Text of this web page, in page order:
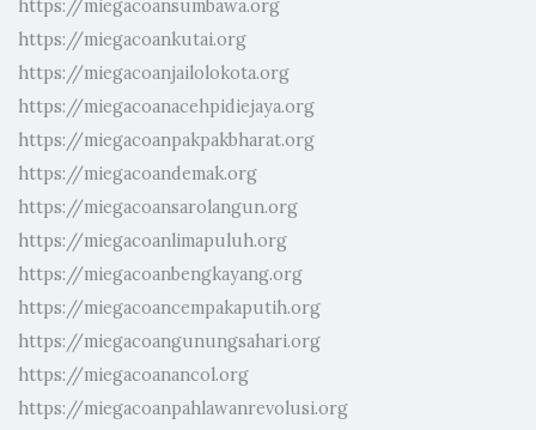
https://miegacoansumbawa.org
https://miegacoankutai.org
https://miegacoanjailolokota.org
https://miegacoanacehpidiejaya.org
https://miegacoanpakpakbharat.org
https://miegacoandemak.org
https://miegacoansarolangun.org
https://miegacoanlimapuluh.org
https://miegacoanbengkayang.org
https://miegacoancempakaputih.org
https://miegacoangunungsahari.org
https://miegacoanancol.org
https://miegacoanpahlawanrevolusi.org